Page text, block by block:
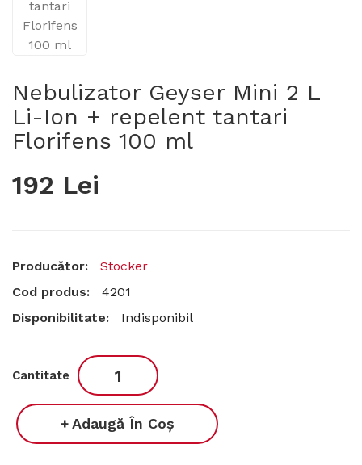
Nebulizator Geyser Mini 2 L
Li-Ion + repelent tantari
Florifens 100 ml
192 Lei
Producător:
Stocker
Cod produs:
4201
Disponibilitate:
Indisponibil
Cantitate
Adaugă În Coş